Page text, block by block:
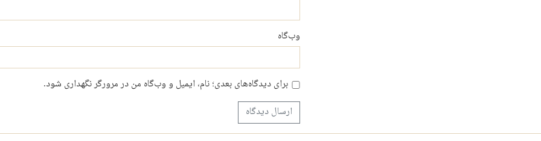
وب‌گاه
برای دیدگاه‌های بعدی؛ نام، ایمیل و وب‌گاه من در مرورگر نگهداری شود.